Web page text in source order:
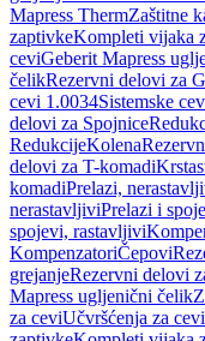
Mapress ThermZaštitne
zaptivkeKompleti vijaka
ceviGeberit Mapress
čelikRezervni delovi za
cevi 1.0034Sistemske
delovi za Spojnice
RedukcijeKolena
delovi za T-komadi
komadiPrelazi,
nerastavljiviPrelazi i
spojevi, rastavljivi
KompenzatoriČepovi
grejanjeRezervni delovi
Mapress ugljenični čelik
za ceviUčvršćenja za cevi